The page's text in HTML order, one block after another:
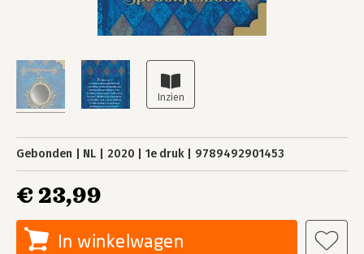
Gebonden NL 2020 1e druk 9789492901453
€ 23,99
In winkelwagen